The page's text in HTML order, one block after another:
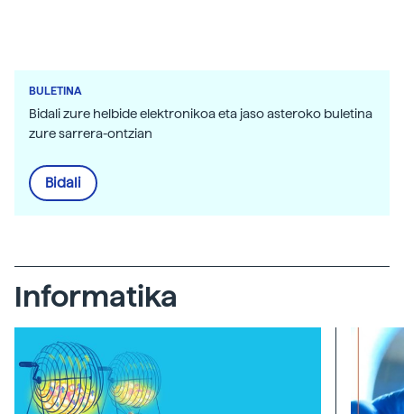
BULETINA
Bidali zure helbide elektronikoa eta jaso asteroko buletina
zure sarrera-ontzian
Bidali
Informatika